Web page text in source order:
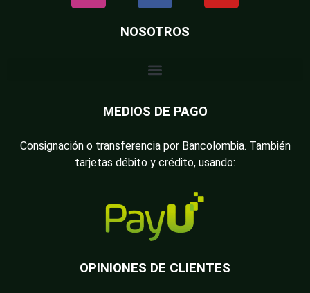
NOSOTROS
MEDIOS DE PAGO
Consignación o transferencia por Bancolombia. También
tarjetas débito y crédito, usando:
OPINIONES DE CLIENTES